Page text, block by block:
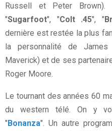
Russell et Peter
"Sugarfoot", "Colt .45", "
dernière est restée la plus
la personnalité de James
Maverick) et de ses
Roger Moore.
Le tournant des années 60
du western télé. On y
"Bonanza". Un autre